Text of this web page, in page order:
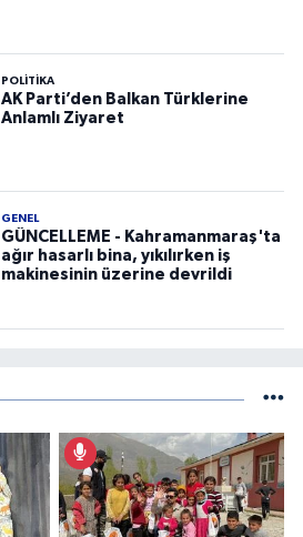
POLITIKA
AK Parti’den Balkan Türklerine
Anlamlı Ziyaret
GENEL
GÜNCELLEME - Kahramanmaraş'ta
ağır hasarlı bina, yıkılırken iş
makinesinin üzerine devrildi